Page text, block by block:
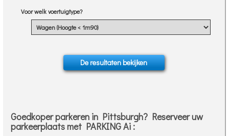
Voor welk voertuigtype?
Goedkoper parkeren in Pittsburgh? Reserveer uw
parkeerplaats met PARKING Ai :